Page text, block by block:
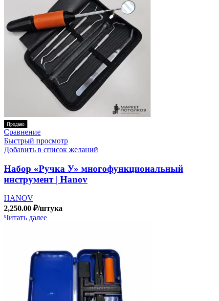
Продано
Сравнение
Быстрый просмотр
Добавить в список желаний
Набор «Ручка У» многофункциональный
инструмент | Hanov
HANOV
2,250.00 ₽/штука
Читать далее